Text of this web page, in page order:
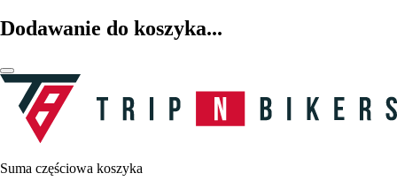
Dodawanie do koszyka...
Suma częściowa koszyka